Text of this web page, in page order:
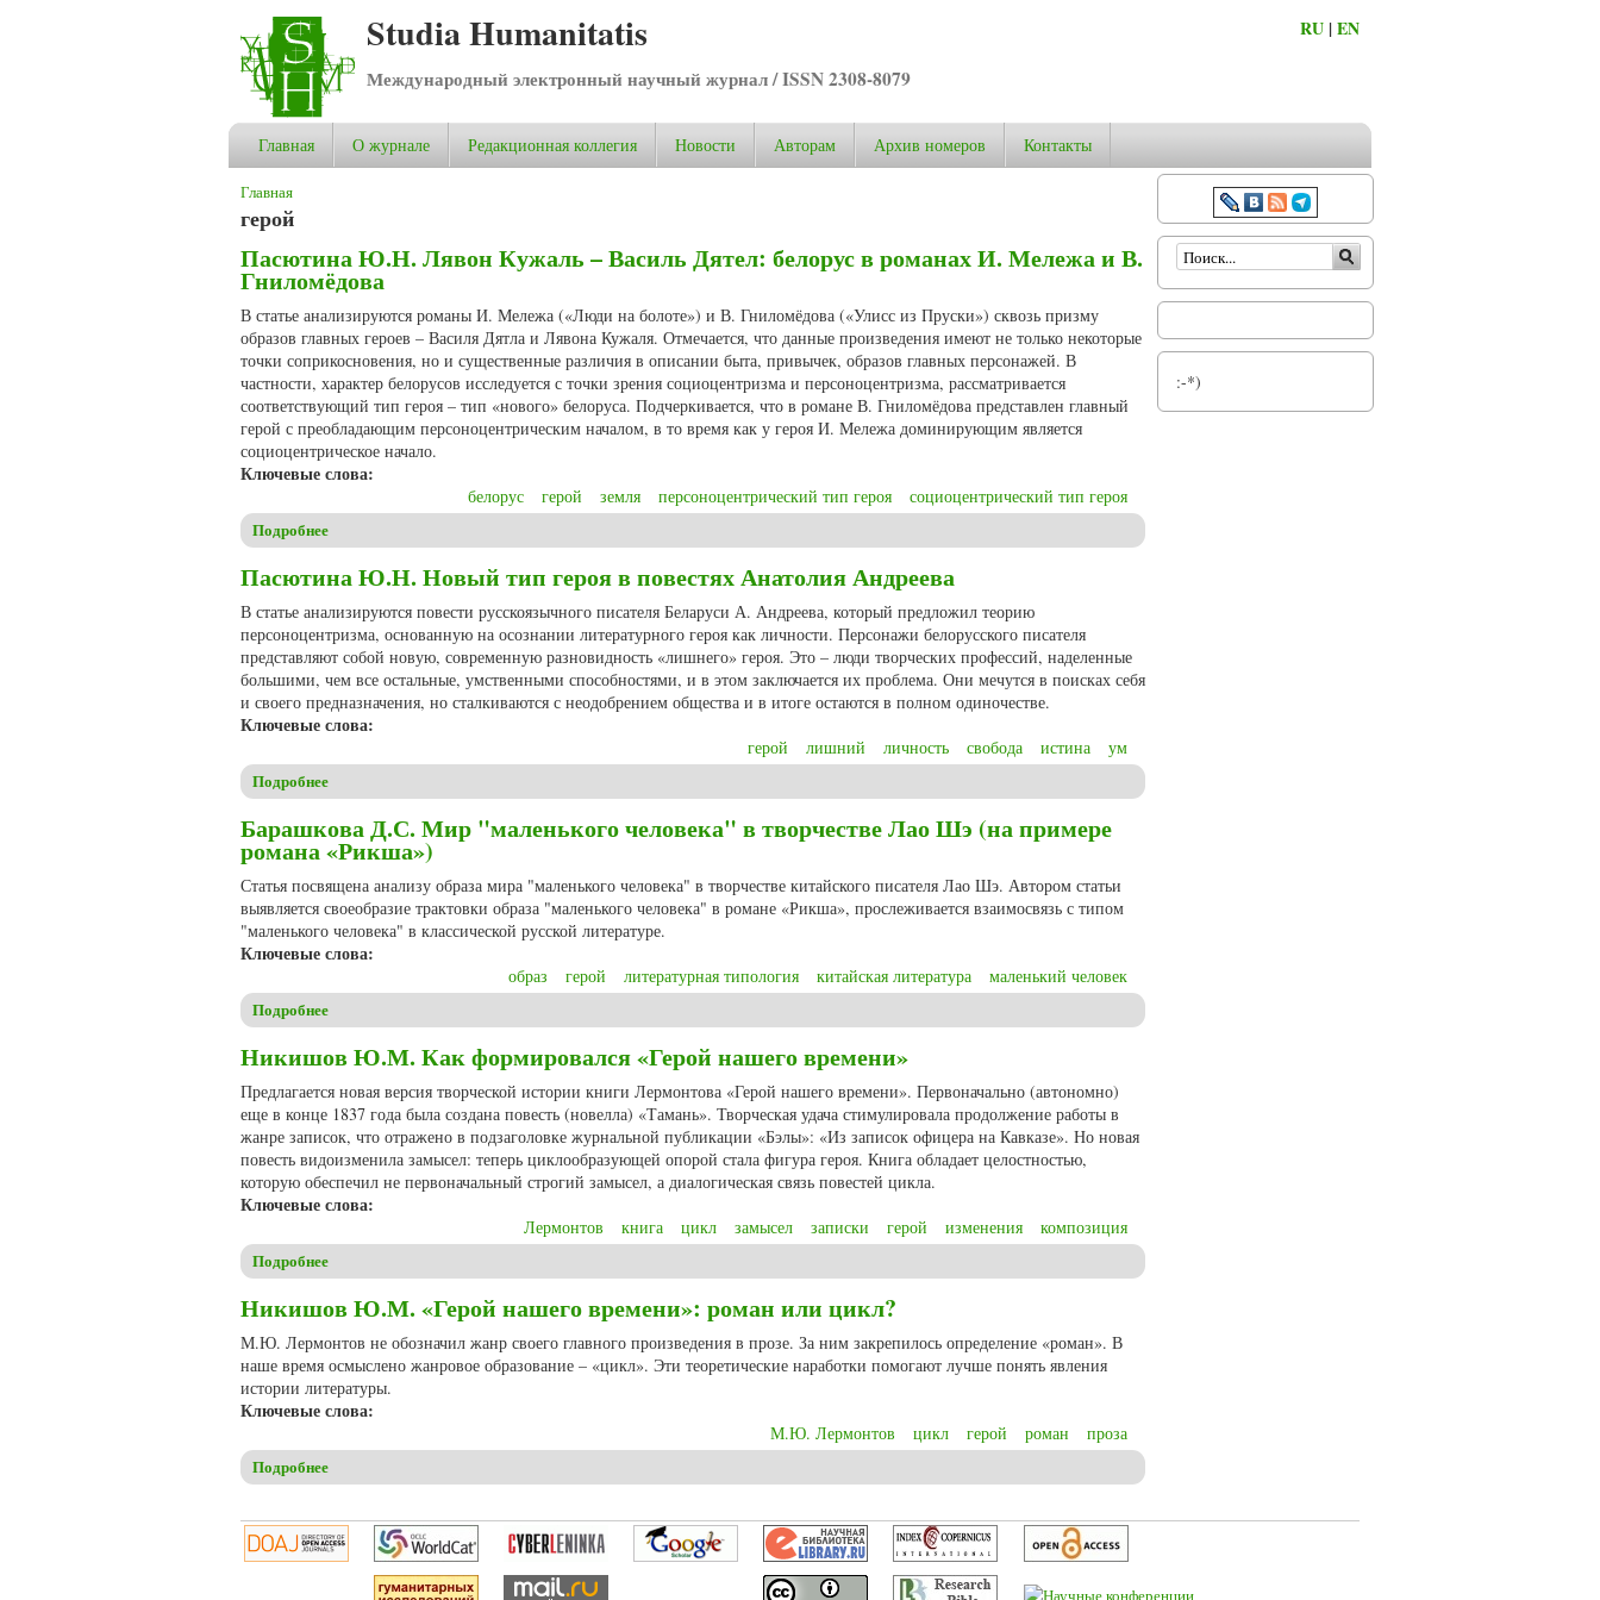
Studia Humanitatis
Международный электронный научный журнал / ISSN 2308-8079
RU |EN
Главная О журнале Редакционная коллегия Новости Авторам Архив номеров Контакты
Вы здесь
Главная
герой
Пасютина Ю.Н. Лявон Кужаль – Василь Дятел: белорус в романах И. Мележа и В.
Гниломёдова
В статье анализируются романы И. Мележа («Люди на болоте») и В. Гниломёдова («Улисс из Пруски») сквозь призму
образов главных героев – Василя Дятла и Лявона Кужаля. Отмечается, что данные произведения имеют не только некоторые
точки соприкосновения, но и существенные различия в описании быта, привычек, образов главных персонажей. В
частности, характер белорусов исследуется с точки зрения социоцентризма и персоноцентризма, рассматривается
соответствующий тип героя – тип «нового» белоруса. Подчеркивается, что в романе В. Гниломёдова представлен главный
герой с преобладающим персоноцентрическим началом, в то время как у героя И. Мележа доминирующим является
социоцентрическое начало.
Ключевые слова:
белорус герой земля персоноцентрический тип героя социоцентрический тип героя
Подробнее
Пасютина Ю.Н. Новый тип героя в повестях Анатолия Андреева
В статье анализируются повести русскоязычного писателя Беларуси А. Андреева, который предложил теорию
персоноцентризма, основанную на осознании литературного героя как личности. Персонажи белорусского писателя
представляют собой новую, современную разновидность «лишнего» героя. Это – люди творческих профессий, наделенные
большими, чем все остальные, умственными способностями, и в этом заключается их проблема. Они мечутся в поисках себя
и своего предназначения, но сталкиваются с неодобрением общества и в итоге остаются в полном одиночестве.
Ключевые слова:
герой лишний личность свобода истина ум
Подробнее
Барашкова Д.С. Мир "маленького человека" в творчестве Лао Шэ (на примере
романа «Рикша»)
Статья посвящена анализу образа мира "маленького человека" в творчестве китайского писателя Лао Шэ. Автором статьи
выявляется своеобразие трактовки образа "маленького человека" в романе «Рикша», прослеживается взаимосвязь с типом
"маленького человека" в классической русской литературе.
Ключевые слова:
образ герой литературная типология китайская литература маленький человек
Подробнее
Никишов Ю.М. Как формировался «Герой нашего времени»
Предлагается новая версия творческой истории книги Лермонтова «Герой нашего времени». Первоначально (автономно)
еще в конце 1837 года была создана повесть (новелла) «Тамань». Творческая удача стимулировала продолжение работы в
жанре записок, что отражено в подзаголовке журнальной публикации «Бэлы»: «Из записок офицера на Кавказе». Но новая
повесть видоизменила замысел: теперь циклообразующей опорой стала фигура героя. Книга обладает целостностью,
которую обеспечил не первоначальный строгий замысел, а диалогическая связь повестей цикла.
Ключевые слова:
Лермонтов книга цикл замысел записки герой изменения композиция
Подробнее
Никишов Ю.М. «Герой нашего времени»: роман или цикл?
М.Ю. Лермонтов не обозначил жанр своего главного произведения в прозе. За ним закрепилось определение «роман». В
наше время осмыслено жанровое образование – «цикл». Эти теоретические наработки помогают лучше понять явления
истории литературы.
Ключевые слова:
М.Ю. Лермонтов цикл герой роман проза
Подробнее
Форма поиска
:-*)